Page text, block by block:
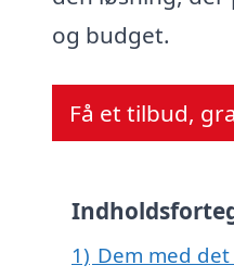
og budget.
Få et tilbud,
1) Dem med